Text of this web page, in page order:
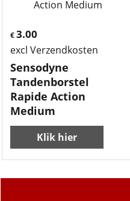
€ 3.00
excl Verzendkosten
Sensodyne
Tandenborstel
Rapide Action
Medium
Klik hier